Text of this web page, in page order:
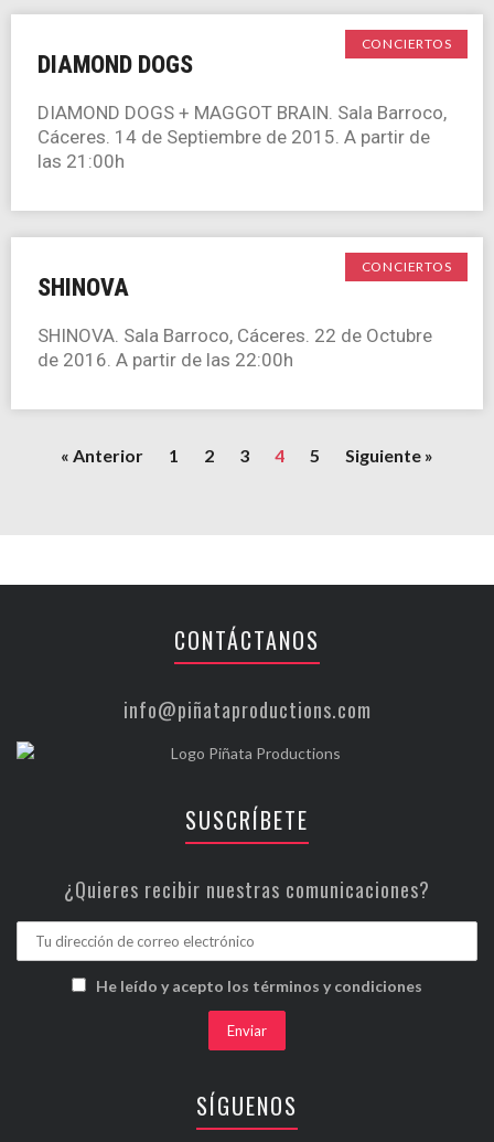
CONCIERTOS
DIAMOND DOGS
DIAMOND DOGS + MAGGOT BRAIN. Sala Barroco,
Cáceres. 14 de Septiembre de 2015. A partir de
las 21:00h
CONCIERTOS
SHINOVA
SHINOVA. Sala Barroco, Cáceres. 22 de Octubre
de 2016. A partir de las 22:00h
« Anterior 1 2 3 4 5 Siguiente »
CONTÁCTANOS
info@piñataproductions.com
SUSCRÍBETE
¿Quieres recibir nuestras comunicaciones?
He leído y acepto los términos y condiciones
SÍGUENOS